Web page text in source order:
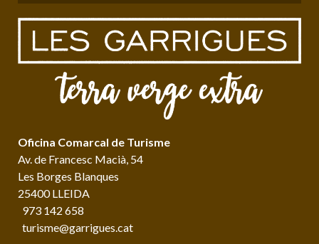
Oficina Comarcal de Turisme
Av. de Francesc Macià, 54
Les Borges Blanques
25400 LLEIDA
973 142 658
turisme@garrigues.cat